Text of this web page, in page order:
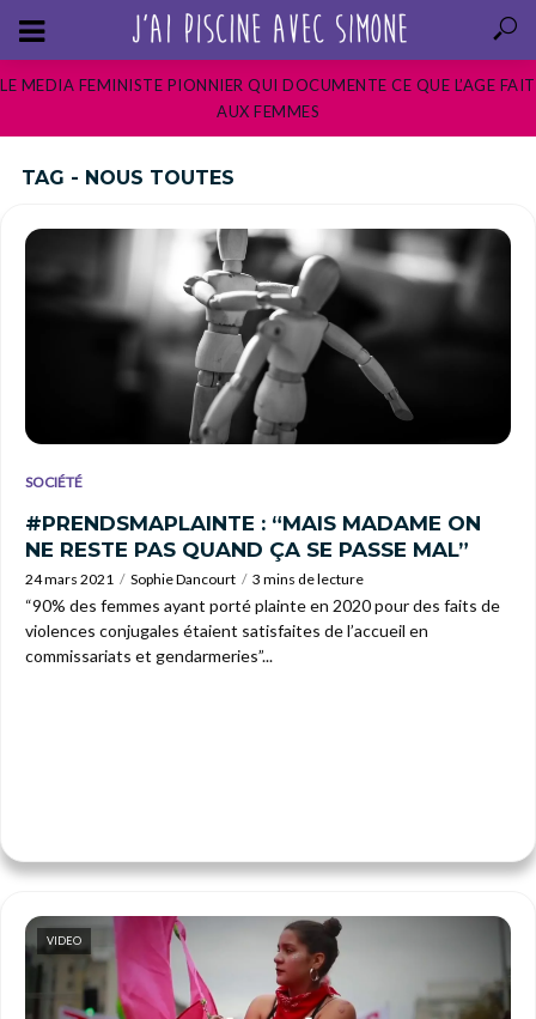
LE MEDIA FEMINISTE PIONNIER QUI DOCUMENTE CE QUE L’AGE FAIT
AUX FEMMES
TAG - NOUS TOUTES
SOCIÉTÉ
#PRENDSMAPLAINTE : “MAIS MADAME ON
NE RESTE PAS QUAND ÇA SE PASSE MAL”
24 mars 2021 Sophie Dancourt 3 mins de lecture
“90% des femmes ayant porté plainte en 2020 pour des faits de
violences conjugales étaient satisfaites de l’accueil en
commissariats et gendarmeries”...
VIDEO